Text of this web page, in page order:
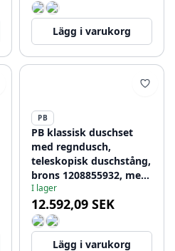
Lägg i varukorg
PB
PB klassisk duschset
med regndusch,
teleskopisk duschstång,
brons 1208855932, med
stjärnformade knoppar
I lager
12.592,09 SEK
Lägg i varukorg